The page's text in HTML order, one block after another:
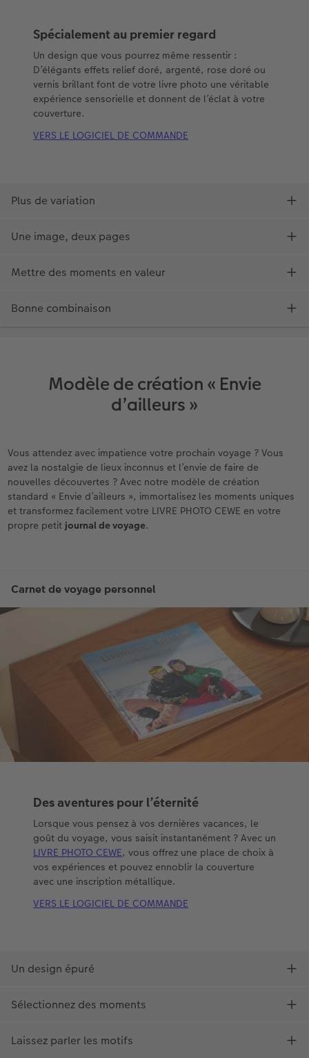
Modèle de création « Envie
d’ailleurs »
Vous attendez avec impatience votre prochain voyage ? Vous
avez la nostalgie de lieux inconnus et l’envie de faire de
nouvelles découvertes ? Avec notre modèle de création
standard « Envie d’ailleurs », immortalisez les moments uniques
et transformez facilement votre LIVRE PHOTO CEWE en votre
propre petit journal de voyage.